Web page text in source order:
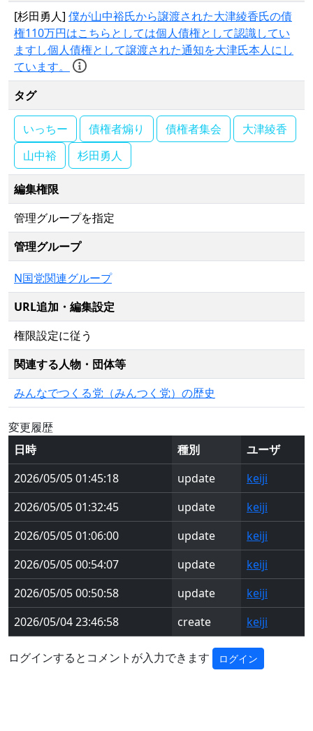
[杉田勇人] 僕が山中裕氏から譲渡された大津綾香氏の債
権110万円はこちらとしては個人債権として認識してい
ますし個人債権として譲渡された通知を大津氏本人にし
ています。
タグ
いっちー 債権者煽り 債権者集会
大津綾香
山中裕
杉田勇人
編集権限
管理グループを指定
管理グループ
N国党関連グループ
URL追加・編集設定
権限設定に従う
関連する人物・団体等
みんなでつくる党（みんつく党）の歴史
変更履歴
日時
種別
ユーザ
2026/05/05 01:45:18
update
keiji
2026/05/05 01:32:45
update
keiji
2026/05/05 01:06:00
update
keiji
2026/05/05 00:54:07
update
keiji
2026/05/05 00:50:58
update
keiji
2026/05/04 23:46:58
create keiji
ログインするとコメントが入力できます ログイン